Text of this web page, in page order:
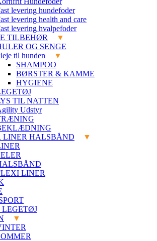
levering hundefoder
levering health and care
levering hvalpefoder
TILBEHØR
OG SENGE
til hunden
SHAMPOO
BØRSTER & KAMME
HYGIENE
TIL NATTEN
Udstyr
LINER HALSBÅND
LINER
LEGETØJ